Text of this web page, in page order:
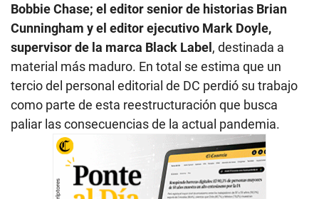
Bobbie Chase; el editor senior de historias Brian
Cunningham y el editor ejecutivo Mark Doyle,
supervisor de la marca Black Label, destinada a
material más maduro. En total se estima que un
tercio del personal editorial de DC perdió su trabajo
como parte de esta reestructuración que busca
paliar las consecuencias de la actual pandemia.